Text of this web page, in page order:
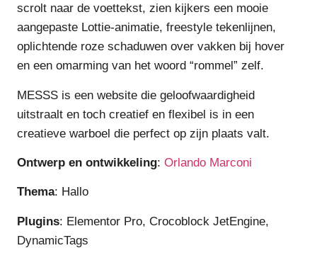
scrolt naar de voettekst, zien kijkers een mooie
aangepaste Lottie-animatie, freestyle tekenlijnen,
oplichtende roze schaduwen over vakken bij hover
en een omarming van het woord “rommel” zelf.
MESSS is een website die geloofwaardigheid
uitstraalt en toch creatief en flexibel is in een
creatieve warboel die perfect op zijn plaats valt.
Ontwerp en ontwikkeling: Orlando Marconi
Thema: Hallo
Plugins: Elementor Pro, Crocoblock JetEngine,
DynamicTags